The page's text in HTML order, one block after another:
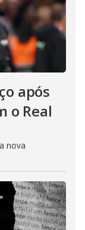
após
o Real
nova